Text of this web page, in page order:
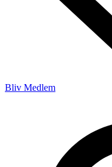
Bliv Medlem